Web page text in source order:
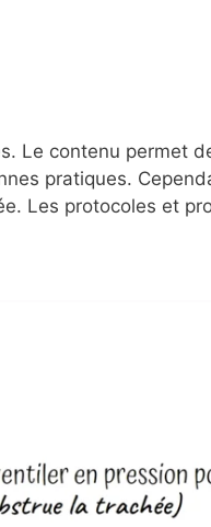
Le contenu permet
pratiques.
Les protocoles et